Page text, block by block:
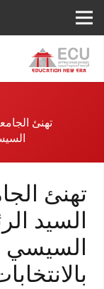
تهنئ
تهنئ
السيد
السيسي